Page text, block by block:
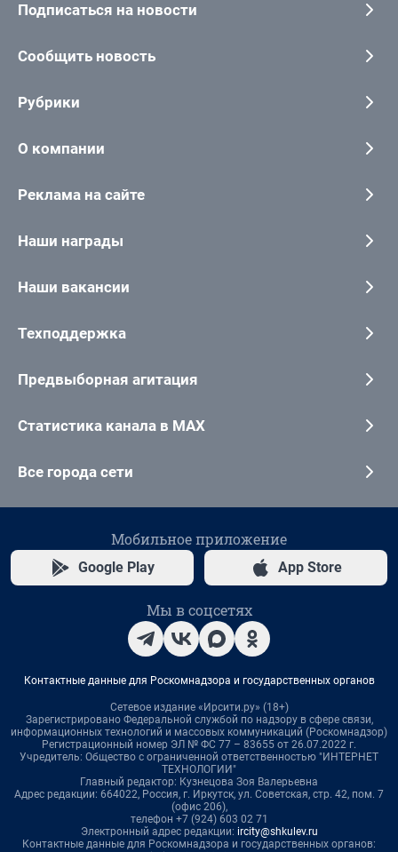
Подписаться на новости
Сообщить новость
Рубрики
О компании
Реклама на сайте
Наши награды
Наши вакансии
Техподдержка
Предвыборная агитация
Статистика канала в MAX
Все города сети
Мобильное приложение
Google Play App Store
Мы в соцсетях
Контактные данные для Роскомнадзора и государственных органов
Сетевое издание «Ирсити.ру» (18+)
Зарегистрировано Федеральной службой по надзору в сфере связи,
информационных технологий и массовых коммуникаций (Роскомнадзор)
Регистрационный номер ЭЛ № ФС 77 – 83655 от 26.07.2022 г.
Учредитель: Общество с ограниченной ответственностью "ИНТЕРНЕТ
ТЕХНОЛОГИИ"
Главный редактор: Кузнецова Зоя Валерьевна
Адрес редакции: 664022, Россия, г. Иркутск, ул. Советская, стр. 42, пом. 7
(офис 206),
телефон +7 (924) 603 02 71
Электронный адрес редакции: ircity@shkulev.ru
Контактные данные для Роскомнадзора и государственных органов: